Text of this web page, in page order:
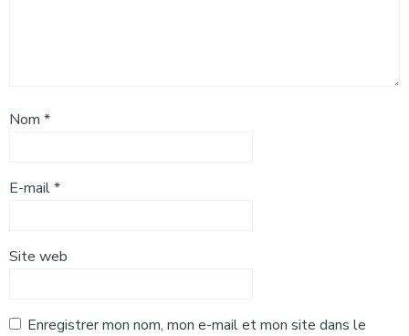
Nom *
E-mail*
Site web
Enregistrer mon nom, mon e-mail et mon site dans le